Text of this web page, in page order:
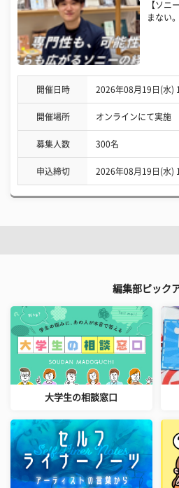
【ソニ
まない
開催日時 2026年08月19日(水)
開催場所 オンラインにて実施
募集人数 300名
申込締切 2026年08月19日(水)
編集部ピック
大学生の相談窓口